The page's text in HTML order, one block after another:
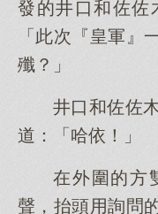
發的井口和佐佐
「此次『皇軍』
殲？」
井口和佐佐
道：「哈依！」
在外圍的方
聲，抬頭用詢問